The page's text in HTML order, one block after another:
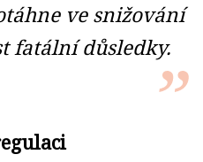
ve snižování
fatální důsledky.